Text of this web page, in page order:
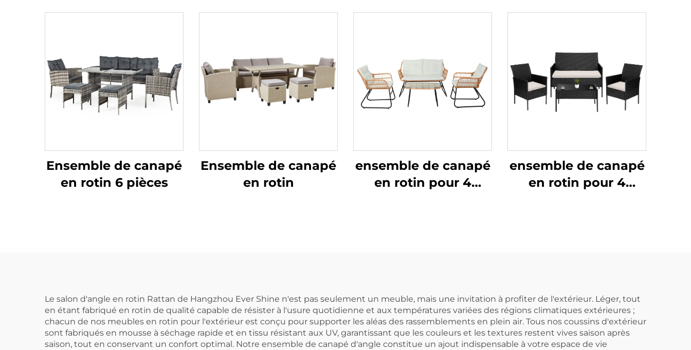
Ensemble de canapé
en rotin 6 pièces
Ensemble de canapé
en rotin
ensemble de canapé
en rotin pour 4
ensemble de canapé
en rotin pour 4
Le salon d'angle en rotin Rattan de Hangzhou Ever Shine n'est pas seulement un meuble, mais une invitation à profiter de l'extérieur. Léger, tout
en étant fabriqué en rotin de qualité capable de résister à l'usure quotidienne et aux températures variées des régions climatiques extérieures ;
chacun de nos meubles en rotin pour l'extérieur est conçu pour supporter les aléas des rassemblements en plein air. Tous nos coussins d'extérieur
sont fabriqués en mousse à séchage rapide et en tissu résistant aux UV, garantissant que les couleurs et les textures restent vives saison après
saison, tout en conservant un confort optimal. Notre ensemble de canapé d'angle constitue un ajout indispensable à votre espace de vie